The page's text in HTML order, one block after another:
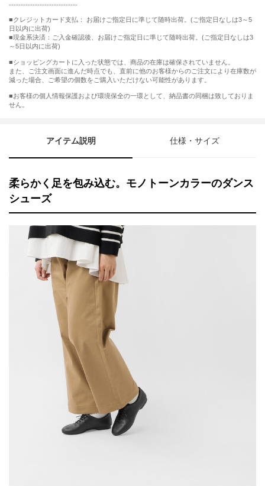
-----------------------------
■クレジットカード支払： お届けご指定日に準じて随時出荷。(ご指定日なしは3～5
日以内に出荷)
■現金系決済：ご入金確認後、お届けご指定日に準じて随時出荷。(ご指定日なしは3
～5日以内に出荷)
■ショッピングカートに入った状態では、商品の在庫は確保されていません。
また、ご注文画面に進んだ時点でも、直前に他のお客様からのご注文により在庫数が
減った場合、ご希望の個数をご購入いただけない可能性があります。
■お客様の個人情報保護および環境保全の一環として、納品書の同梱は致しておりま
せん。
アイテム説明 仕様・サイズ
柔らかく足を包み込む。モノトーンカラーのダンス
シューズ